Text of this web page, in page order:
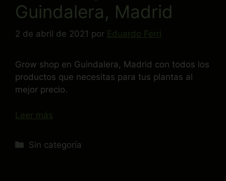
Guindalera, Madrid
2 de abril de 2021 por Eduardo Ferri
Grow shop en Guindalera, Madrid con todos los
productos que necesitas para tus plantas al
mejor precio.
Leer más
Sin categoría